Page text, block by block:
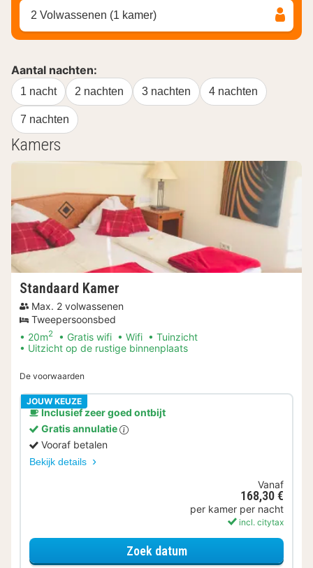
2 Volwassenen (1 kamer)
Aantal nachten:
1 nacht 2 nachten 3 nachten 4 nachten
7 nachten
Kamers
Standaard Kamer
Max. 2 volwassenen
Tweepersoonsbed
20m2 Gratis wifi Wifi
Tuinzicht
Uitzicht op de rustige binnenplaats
De voorwaarden
JOUW KEUZE
Inclusief zeer goed ontbijt
Gratis annulatie
Vooraf betalen
Bekijk details
Vanaf
168,30 €
per kamer per nacht
incl. citytax
Zoek datumvoor Standaard Kamer